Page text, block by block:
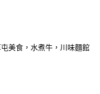
美食，水煮牛，川味麵館